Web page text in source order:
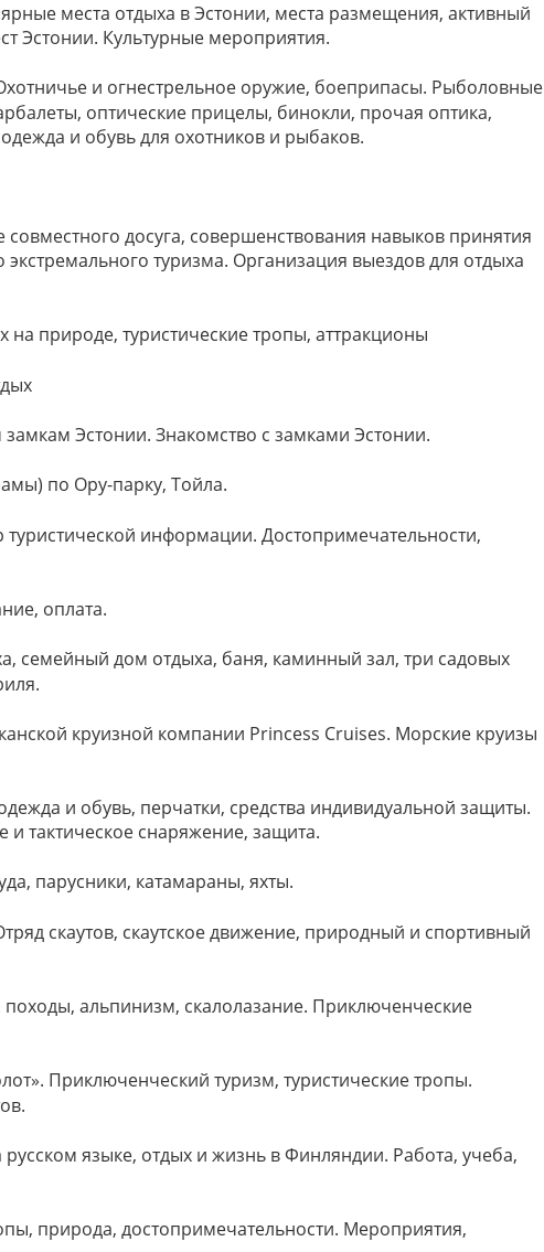
места отдыха в Эстонии, места размещения, активный
Эстонии. Культурные мероприятия.
и огнестрельное оружие, боеприпасы. Рыболовные
оптические прицелы, бинокли, прочая оптика,
и обувь для охотников и рыбаков.
досуга, совершенствования навыков принятия
туризма. Организация выездов для отдыха
природе, туристические тропы, аттракционы
Эстонии. Знакомство с замками Эстонии.
по Ору-парку, Тойла.
информации. Достопримечательности,
оплата.
семейный дом отдыха, баня, каминный зал, три садовых
круизной компании Princess Cruises. Морские круизы
и обувь, перчатки, средства индивидуальной защиты.
тактическое снаряжение, защита.
парусники, катамараны, яхты.
скаутов, скаутское движение, природный и спортивный
альпинизм, скалолазание. Приключенческие
Приключенческий туризм, туристические тропы.
языке, отдых и жизнь в Финляндии. Работа, учеба,
природа, достопримечательности. Мероприятия,